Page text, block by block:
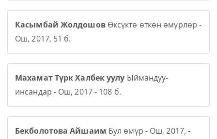
Касымбай Жолдошов Өксүктө өткөн өмүрлөр -
Ош, 2017, 51 б.
Махамат Түрк Халбек уулу Ыймандуу-
инсандар - Ош, 2017 - 108 б.
Бекболотова Айшаим Бул өмүр - Ош, 2017, -